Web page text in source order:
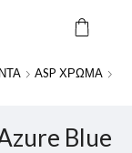
ASP ΧΡΩΜΑ
Blue